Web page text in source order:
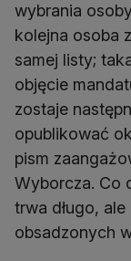
wybrania
kolejna osoba
samej listy;
objęcie
zostaje
opublikować
pism
Wyborcza. Co
trwa długo,
obsadzonych